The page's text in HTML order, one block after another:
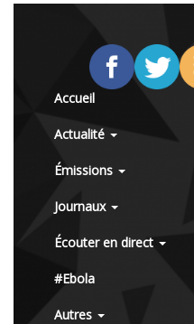
Accueil
Actualité
Émissions
Journaux
Écouter en direct
#Ebola
Autres